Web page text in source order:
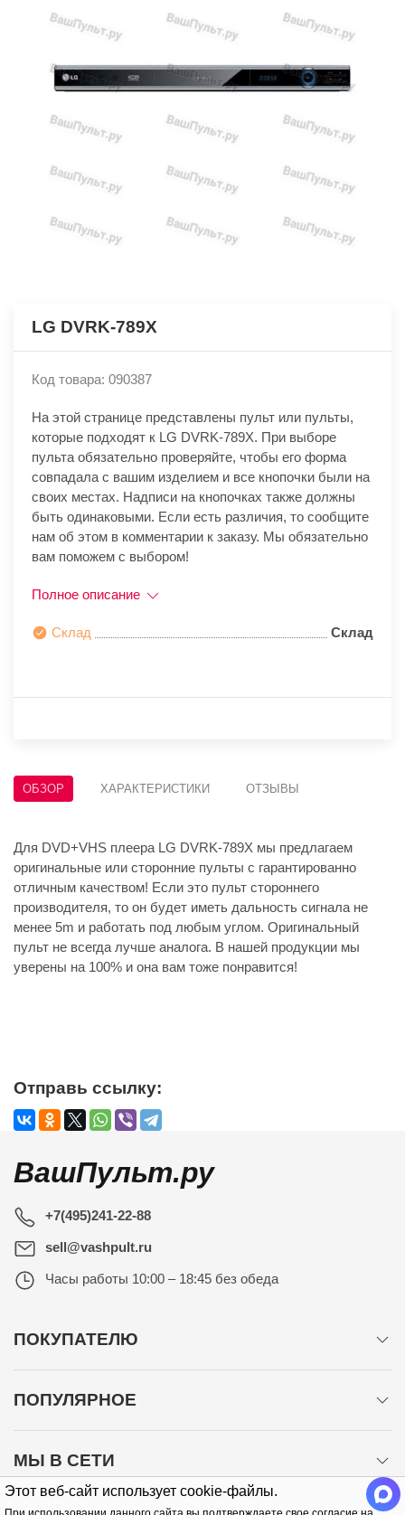
Этот веб-сайт использует cookie-файлы.
LG DVRK-789X
Код товара: 090387
На этой странице представлены пульт или пульты,
которые подходят к LG DVRK-789X. При выборе
пульта обязательно проверяйте, чтобы его форма
совпадала с вашим изделием и все кнопочки были на
своих местах. Надписи на кнопочках также должны
быть одинаковыми. Если есть различия, то сообщите
нам об этом в комментарии к заказу. Мы обязательно
вам поможем с выбором!
Полное описание
Склад Склад
ОБЗОР ХАРАКТЕРИСТИКИ ОТЗЫВЫ
Для DVD+VHS плеера LG DVRK-789X мы предлагаем
оригинальные или сторонние пульты с гарантированно
отличным качеством! Если это пульт стороннего
производителя, то он будет иметь дальность сигнала не
менее 5m и работать под любым углом. Оригинальный
пульт не всегда лучше аналога. В нашей продукции мы
уверены на 100% и она вам тоже понравится!
Отправь ссылку:
ВашПульт.ру
+7(495)241-22-88
sell@vashpult.ru
Часы работы 10:00 – 18:45 без обеда
ПОКУПАТЕЛЮ
ПОПУЛЯРНОЕ
МЫ В СЕТИ